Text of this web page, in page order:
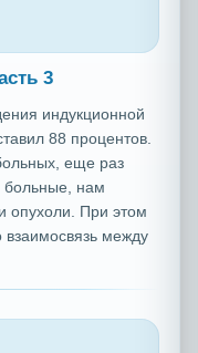
3
индукционной
88 процентов.
еще раз
больные, нам
опухоли. При этом
между